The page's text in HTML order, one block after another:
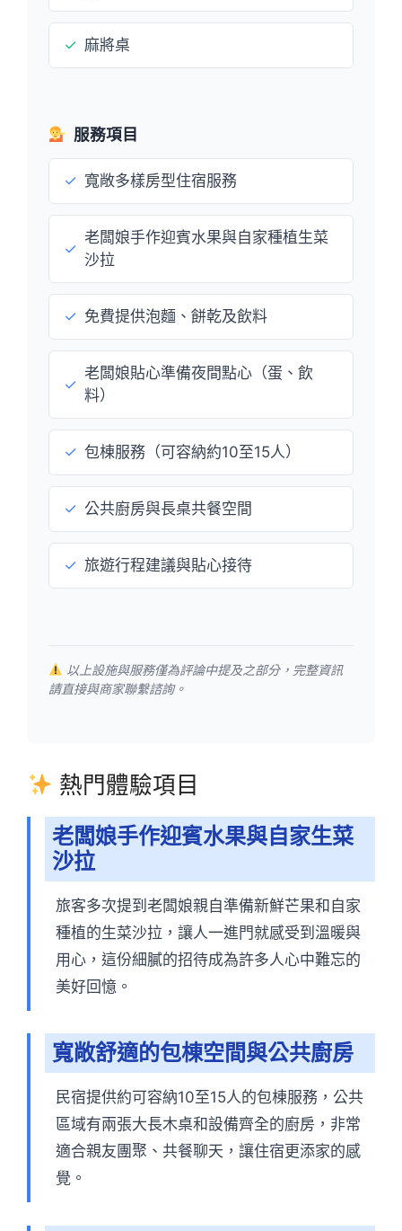
✓ 麻將桌
服務項目
✓ 寬敞多樣房型住宿服務
✓
老闆娘手作迎賓水果與自家種植生菜
沙拉
✓ 免費提供泡麵、餅乾及飲料
✓
老闆娘貼心準備夜間點心（蛋、飲
料）
✓ 包棟服務（可容納約10至15人）
✓ 公共廚房與長桌共餐空間
✓ 旅遊行程建議與貼心接待
以上設施與服務僅為評論中提及之部分，完整資訊
請直接與商家聯繫諮詢。
熱門體驗項目
老闆娘手作迎賓水果與自家生菜
沙拉
旅客多次提到老闆娘親自準備新鮮芒果和自家
種植的生菜沙拉，讓人一進門就感受到溫暖與
用心，這份細膩的招待成為許多人心中難忘的
美好回憶。
寬敞舒適的包棟空間與公共廚房
民宿提供約可容納10至15人的包棟服務，公共
區域有兩張大長木桌和設備齊全的廚房，非常
適合親友團聚、共餐聊天，讓住宿更添家的感
覺。